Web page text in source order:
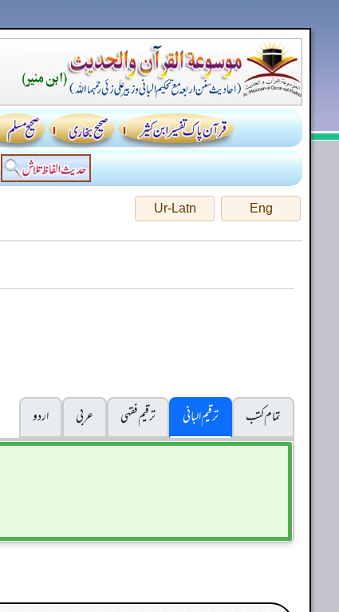
Eng
Ur-Latn
تمام کتب
ترقیم البانی ترقيم فقہی عربی
اردو